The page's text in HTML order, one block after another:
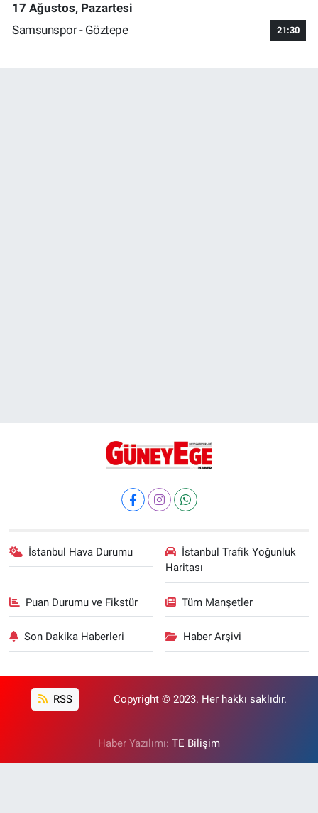
17 Ağustos, Pazartesi
Samsunspor - Göztepe
21:30
İstanbul Hava Durumu
İstanbul Trafik Yoğunluk
Haritası
Puan Durumu ve Fikstür Tüm Manşetler
Son Dakika Haberleri Haber Arşivi
RSS Copyright © 2023. Her hakkı saklıdır.
Haber Yazılımı: TE Bilişim